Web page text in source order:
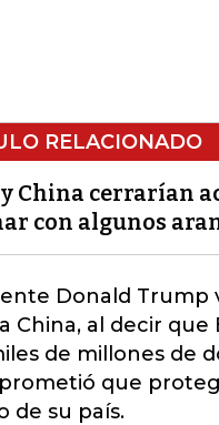
RELACIONADO
y China cerrarían
con algunos
Donald Trump
China, al decir que
de millones de
que
de su país.